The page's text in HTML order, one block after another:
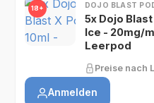
18+ DOJO BLAST
5x Dojo
Ice - 20mg/
Leerpod
Preise nach
Anmelden